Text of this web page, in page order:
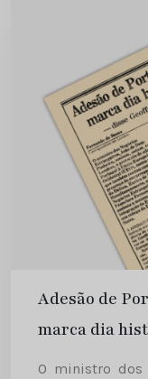
Adesão de
marca dia
O ministro dos